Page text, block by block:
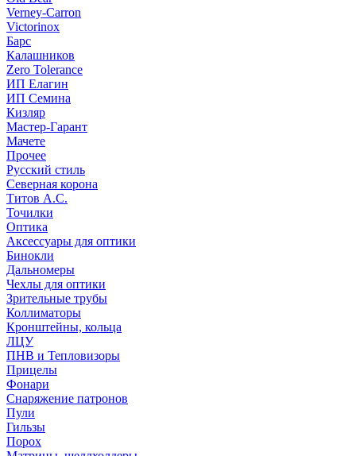
Verney-Carron
Victorinox
Барс
Калашников
Zero Tolerance
ИП Елагин
ИП Семина
Кизляр
Мастер-Гарант
Мачете
Прочее
Русский стиль
Северная корона
Титов А.С.
Точилки
Оптика
Аксессуары для оптики
Бинокли
Дальномеры
Чехлы для оптики
Зрительные трубы
Коллиматоры
Кронштейны, кольца
ЛЦУ
ПНВ и Тепловизоры
Прицелы
Фонари
Снаряжение патронов
Пули
Гильзы
Порох